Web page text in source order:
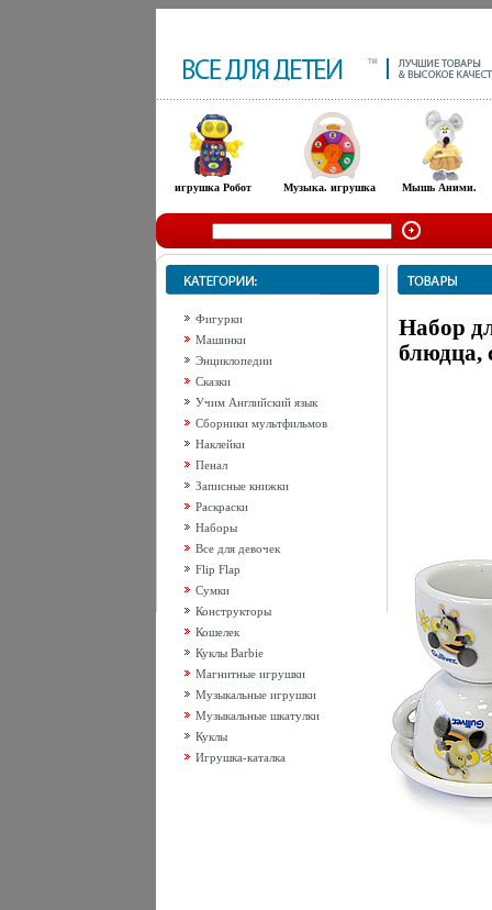
игрушка Робот Музыка. игрушка Мышь Аними.
Фигурки
Машинки
Энциклопедии
Сказки
Учим Английский язык
Сборники мультфильмов
Наклейки
Пенал
Записные книжки
Раскраски
Наборы
Все для девочек
Flip Flap
Сумки
Конструкторы
Кошелек
Куклы Barbie
Магнитные игрушки
Музыкальные игрушки
Музыкальные шкатулки
Куклы
Игрушка-каталка
Набор
блюдца,